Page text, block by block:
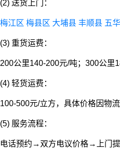
(2) 送货上门：
梅江区 梅县区 大埔县 丰顺县 五
(3) 重货运费：
200公里140-200元/吨；300公里
(4) 轻货运费：
100-500元/立方，具体价格因物
(5) 服务流程：
电话预约→双方电议价格→上门